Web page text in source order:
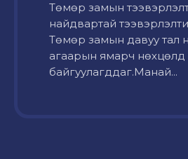
Төмөр замын
найдвартай
Төмөр замын давуу тал
агаарын ямарч нөхцөлд
байгуулагддаг.Манай...